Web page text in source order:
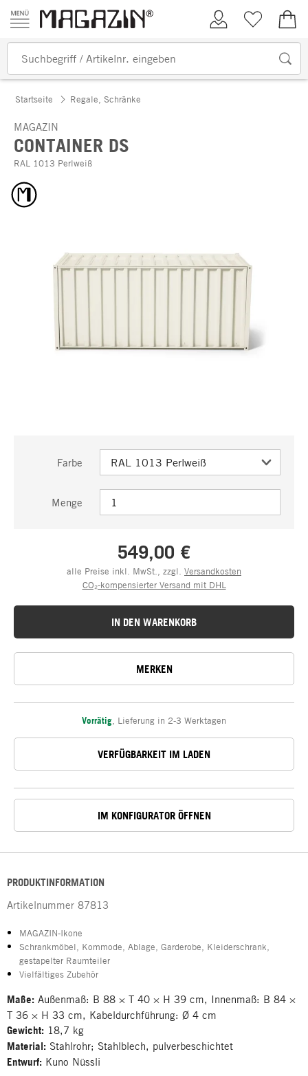
Zum Inhalt springen
Kundenkonto
Merkliste
Startseite Regale, Schränke
MAGAZIN
CONTAINER DS
RAL 1013 Perlweiß
Farbe
Menge
549,00 €
alle Preise inkl. MwSt., zzgl. Versandkosten
CO₂-kompensierter Versand mit DHL
IN DEN WARENKORB
MERKEN
Vorrätig Lieferung in 2-3 Werktagen
VERFÜGBARKEIT IM LADEN
IM KONFIGURATOR ÖFFNEN
PRODUKTINFORMATION
Artikelnummer 87813
MAGAZIN-Ikone
Schrankmöbel, Kommode, Ablage, Garderobe, Kleiderschrank,
gestapelter Raumteiler
Vielfältiges Zubehör
Maße: Außenmaß: B 88 × T 40 × H 39 cm, Innenmaß: B 84 ×
T 36 × H 33 cm, Kabeldurchführung: Ø 4 cm
Gewicht: 18,7 kg
Material: Stahlrohr; Stahlblech, pulverbeschichtet
Entwurf: Kuno Nüssli